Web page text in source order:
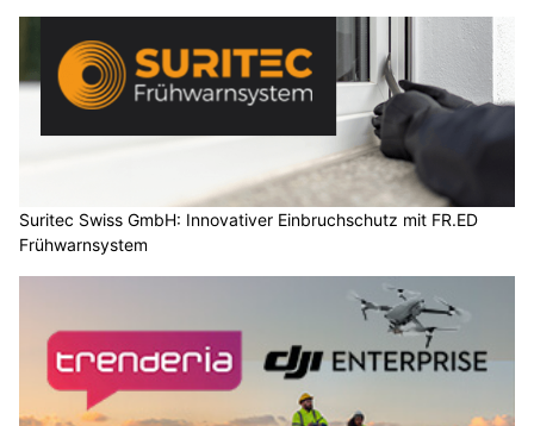
Suritec Swiss GmbH: Innovativer Einbruchschutz mit FR.ED
Frühwarnsystem